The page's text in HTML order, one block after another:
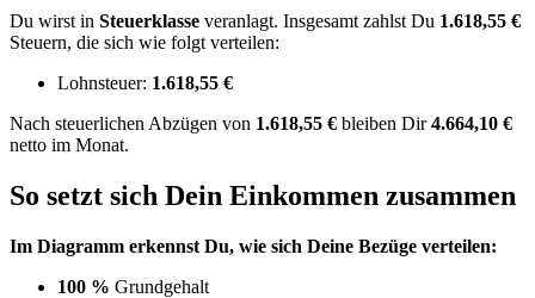
Du wirst in Steuerklasse veranlagt. Insgesamt zahlst Du 1.618,55 €
Steuern, die sich wie folgt verteilen:
Lohnsteuer: 1.618,55 €
Nach steuerlichen Abzügen von 1.618,55 € bleiben Dir4.664,10 €
netto im Monat.
So setzt sich Dein Einkommen zusammen
Im Diagramm erkennst Du, wie sich Deine Bezüge verteilen:
100 % Grundgehalt